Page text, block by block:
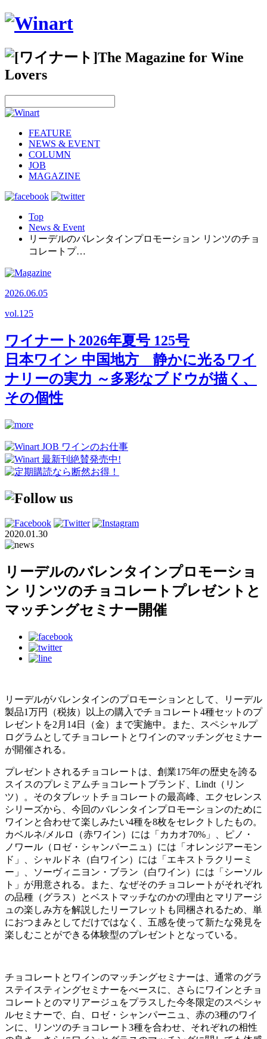
FEATURE
NEWS & EVENT
COLUMN
JOB
MAGAZINE
Top
News & Event
リーデルのバレンタインプロモーション リンツのチョ
コレートプ…
2026.06.05
vol.125
ワイナート2026年夏号 125号
日本ワイン 中国地方 静かに光るワイ
ナリーの実力 ～多彩なブドウが描く、
その個性
2020.01.30
リーデルのバレンタインプロモーショ
ン リンツのチョコレートプレゼントと
マッチングセミナー開催
リーデルがバレンタインのプロモーションとして、リーデル
製品1万円（税抜）以上の購入でチョコレート4種セットのプ
レゼントを2月14日（金）まで実施中。また、スペシャルプ
ログラムとしてチョコレートとワインのマッチングセミナー
が開催される。
プレゼントされるチョコレートは、創業175年の歴史を誇る
スイスのプレミアムチョコレートブランド、Lindt（リン
ツ）。そのタブレットチョコレートの最高峰、エクセレンス
シリーズから、今回のバレンタインプロモーションのために
ワインと合わせて楽しみたい4種を8枚をセレクトしたもの。
カベルネ/メルロ（赤ワイン）には「カカオ70%」、ピノ・
ノワール（ロゼ・シャンパーニュ）には「オレンジアーモン
ド」、シャルドネ（白ワイン）には「エキストラクリーミ
ー」、ソーヴィニヨン・ブラン（白ワイン）には「シーソル
ト」が用意される。また、なぜそのチョコレートがそれぞれ
の品種（グラス）とベストマッチなのかの理由とマリアージ
ュの楽しみ方を解説したリーフレットも同梱されるため、単
におつまみとしてだけではなく、五感を使って新たな発見を
楽しむことができる体験型のプレゼントとなっている。
チョコレートとワインのマッチングセミナーは、通常のグラ
ステイスティングセミナーをべースに、さらにワインとチョ
コレートとのマリアージュをプラスした今冬限定のスペシャ
ルセミナーで、白、ロゼ・シャンパーニュ、赤の3種のワイ
ンに、リンツのチョコレート3種を合わせ、それぞれの相性